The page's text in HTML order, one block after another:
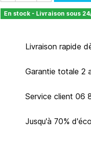
En stock - Livraison sous
Livraison rapide
Garantie totale 2
Service client 06
Jusqu'à 70%